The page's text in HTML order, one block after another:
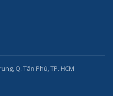
Q. Tân Phú, TP. HCM